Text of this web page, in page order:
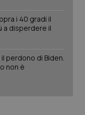
i 40 gradi il
a disperdere il
perdono di Biden.
non è